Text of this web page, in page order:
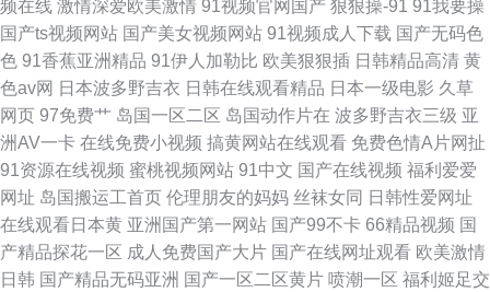
线 天堂2019天堂 第一页在线观看 人人在线碰碰视频免费 91素人草草影院
人成午夜免费视频在线观看 91午夜剧场 免费成人黄 在线观看免 韩国日本香
港三级 午夜神马 国产A级免片 日韩免费精品大片 爱豆传媒九色视频 欧美性
视频在线不卡 80s电影网在线观看s 久色婷婷成人免费视频 亚洲午夜在线播
放 国产污视 草莓app 欧美在线电影群P 91仓库首页 老头把我添高潮了A片故
事
频在线 激情深爱欧美激情 91视频官网国产 狠狠操-91 91我要操
国产ts视频网站 国产美女视频网站 91视频成人下载 国产无码色
色 91香蕉亚洲精品 91伊人加勒比 欧美狠狠插 日韩精品高清 黄
色av网 日本波多野吉衣 日韩在线观看精品 日本一级电影 久草
网页 97免费艹 岛国一区二区 岛国动作片在 波多野吉衣三级 亚
洲AV一卡 在线免费小视频 搞黄网站在线观看 免费色情A片网扯
91资源在线视频 蜜桃视频网站 91中文 国产在线视频 福利爱爱
网址 岛国搬运工首页 伦理朋友的妈妈 丝袜女同 日韩性爱网址
在线观看日本黄 亚洲国产第一网站 国产99不卡 66精品视频 国
产精品探花一区 成人免费国产大片 国产在线网址观看 欧美激情
日韩 国产精品无码亚洲 国产一区二区黄片 喷潮一区 福利姬足交